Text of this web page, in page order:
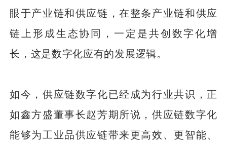
眼于产业链和供应链，在整条产业链和供应
链上形成生态协同，一定是共创数字化增
长，这是数字化应有的发展逻辑。
如今，供应链数字化已经成为行业共识，正
如鑫方盛董事长赵芳期所说，供应链数字化
能够为工业品供应链带来更高效、更智能、